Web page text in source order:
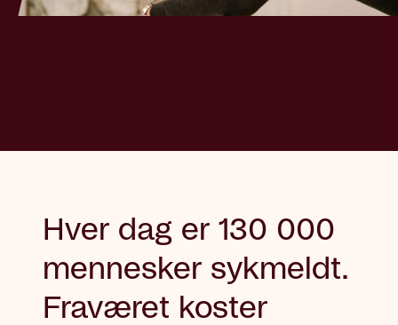
Hver dag er 130 000
mennesker sykmeldt.
Fraværet koster